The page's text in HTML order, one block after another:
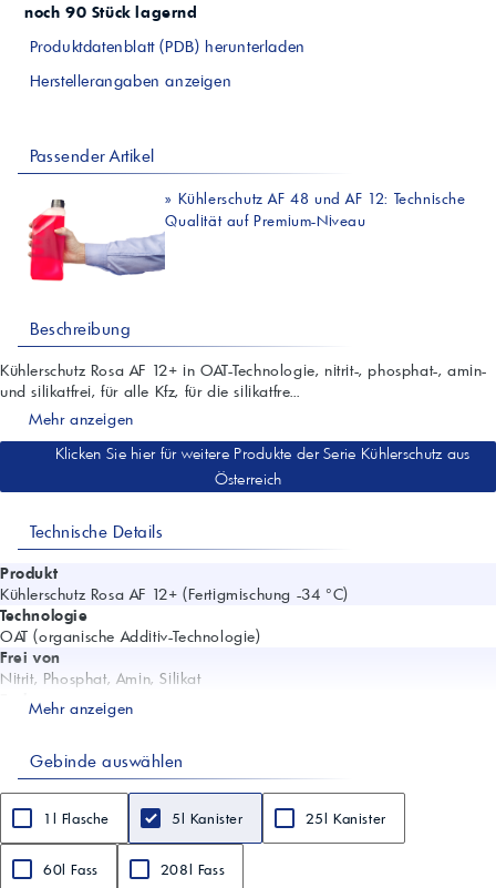
noch 90 Stück lagernd
Produktdatenblatt (PDB) herunterladen
Herstellerangaben anzeigen
Passender Artikel
» Kühlerschutz AF 48 und AF 12: Technische
Qualität auf Premium-Niveau
Beschreibung
Kühlerschutz Rosa AF 12+ in OAT-Technologie, nitrit-, phosphat-, amin-
und silikatfrei, für alle Kfz, für die silikatfre...
Mehr anzeigen
Klicken Sie hier für weitere Produkte der Serie Kühlerschutz aus
Österreich
Technische Details
Produkt
Kühlerschutz Rosa AF 12+ (Fertigmischung -34 °C)
Technologie
OAT (organische Additiv-Technologie)
Frei von
Nitrit, Phosphat, Amin, Silikat
Farbe
Rosa
Ethandiol (Ethylenglykol)
Anwendung
Alle Kfz, für die silikatfreie Produkte vorgeschrieben sind
Motoren
Geeignet für Grauguss- und Vollaluminium-Motoren
Einsatz
Mehr anzeigen
Gebinde auswählen
1l Flasche 5l Kanister 25l Kanister
60l Fass 208l Fass